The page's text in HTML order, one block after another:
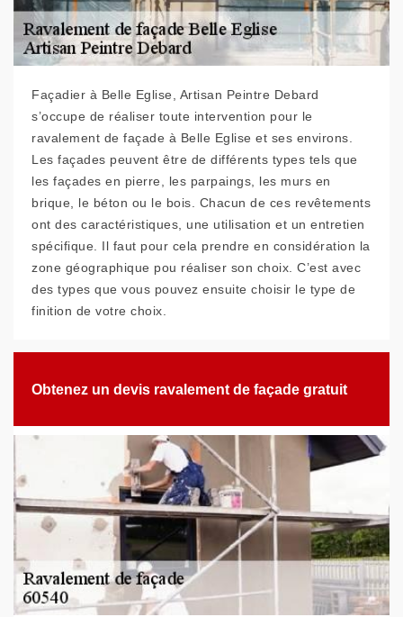
Façadier à Belle Eglise, Artisan Peintre Debard
s’occupe de réaliser toute intervention pour le
ravalement de façade à Belle Eglise et ses environs.
Les façades peuvent être de différents types tels que
les façades en pierre, les parpaings, les murs en
brique, le béton ou le bois. Chacun de ces revêtements
ont des caractéristiques, une utilisation et un entretien
spécifique. Il faut pour cela prendre en considération la
zone géographique pou réaliser son choix. C’est avec
des types que vous pouvez ensuite choisir le type de
finition de votre choix.
Obtenez un devis ravalement de façade gratuit